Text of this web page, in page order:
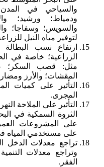
والسياحي في المدن
ودمياط؛ ورشيد؛
والسويس؛ وسفاجا؛
لتوفير مياه النيل
ارتفاع نسب
الزراعية؛ خاصة في
مثل: قصب السكر؛
المقشات؛ والأرز
التأثير على كميات
المجرى.
التأثير على الملاحة
الثروة السمكية في
على المشروعات
على مستخدمي المياه
تراجع معدلات الدخل
وتراجع معدلات
الفقر.